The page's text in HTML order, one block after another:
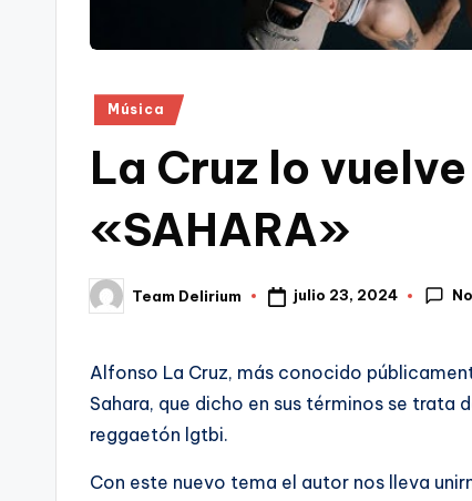
Publicado
Música
La Cruz lo
«SAHARA»
Publicado
por
Team Delirium julio 23, 2024
Alfonso La Cruz, más conocido
Sahara, que dicho en sus términos se trata
reggaetón lgtbi.
Con este nuevo tema el autor nos lleva